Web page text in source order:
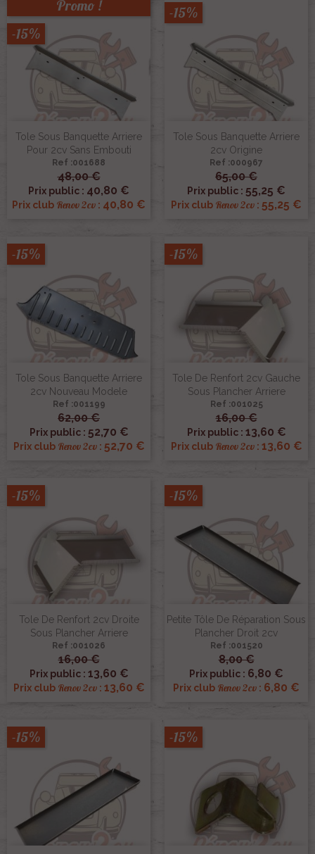
Tole Sous Banquette Arriere
Pour 2cv Sans Embouti
Ref :001688
48,00 €
Prix public : 40,80 €
Prix club Renov 2cv : 40,80 €
Promo !
-15%
Tole Sous Banquette Arriere
2cv Origine
Ref :000967
65,00 €
Prix public : 55,25 €
Prix club Renov 2cv : 55,25 €
-15%
Tole Sous Banquette Arriere
2cv Nouveau Modele
Ref :001199
62,00 €
Prix public : 52,70 €
Prix club Renov 2cv: 52,70 €
-15%
Tole De Renfort 2cv Gauche
Sous Plancher Arriere
Ref :001025
16,00 €
Prix public : 13,60 €
Prix club Renov 2cv: 13,60 €
-15%
Tole De Renfort 2cv Droite
Sous Plancher Arriere
Ref :001026
16,00 €
Prix public : 13,60 €
Prix club Renov 2cv: 13,60 €
-15%
Petite Tôle De Réparation Sous
Plancher Droit 2cv
Ref :001520
8,00 €
Prix public : 6,80 €
Prix club Renov 2cv : 6,80 €
-15%
-15% -15%